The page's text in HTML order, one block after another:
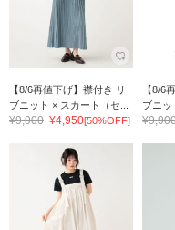
【8/6再値下げ】襟付き リ
ブニット × スカート（セ...
¥9,900 ¥4,950[50%OFF]
【8/6
ブニッ